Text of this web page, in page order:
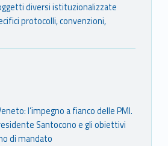
diversi istituzionalizzate
protocolli, convenzioni,
l’impegno a fianco delle PMI.
Santocono e gli obiettivi
di mandato